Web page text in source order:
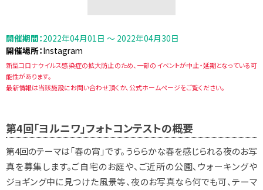
開催期間：2022年04月01日 〜 2022年04月30日
開催場所：Instagram
新型コロナウイルス感染症の拡大防止のため、一部のイベントが中止・延期となっている可
能性があります。
最新情報は当該施設にお問い合わせ頂くか、公式ホームページをご覧ください。
第4回「ヨルニワ」フォトコンテストの概要
第4回のテーマは「春の宵」です。うららかな春を感じられる夜のお写
真を募集します。ご自宅のお庭や、ご近所の公園、ウォーキングや
ジョギング中に見つけた風景等、夜のお写真なら何でも可、テーマ